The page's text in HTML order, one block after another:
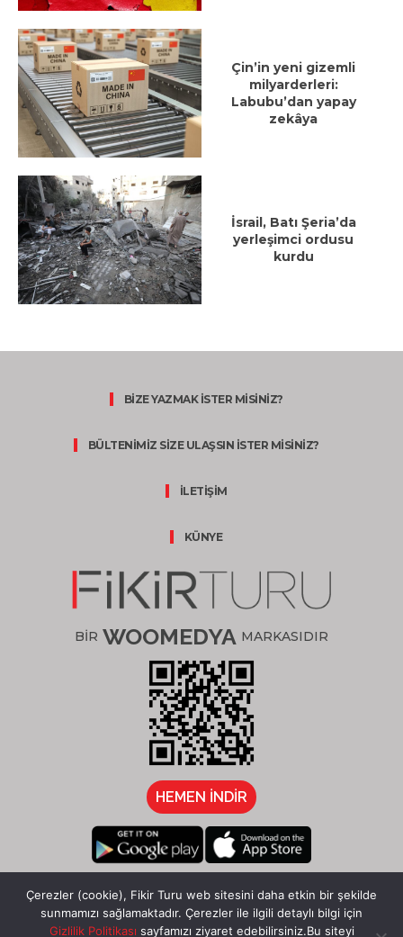
Çin’in yeni gizemli
milyarderleri:
Labubu’dan yapay
zekâya
İsrail, Batı Şeria’da
yerleşimci ordusu
kurdu
BİZE YAZMAK İSTER MİSİNİZ?
BÜLTENİMİZ SİZE ULAŞSIN İSTER MİSİNİZ?
İLETİŞİM
KÜNYE
BİR WOOMEDYA MARKASIDIR
HEMEN İNDİR
Çerezler (cookie), Fikir Turu web sitesini daha etkin bir şekilde
sunmamızı sağlamaktadır. Çerezler ile ilgili detaylı bilgi için
Gizlilik Politikası sayfamızı ziyaret edebilirsiniz.Bu siteyi